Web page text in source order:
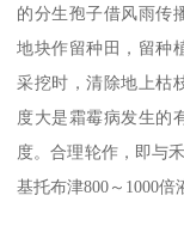
的分生孢子借风雨传
地块作留种田，留种
采挖时，清除地上枯
度大是霜霉病发生的
度。合理轮作，即与
基托布津800～1000倍